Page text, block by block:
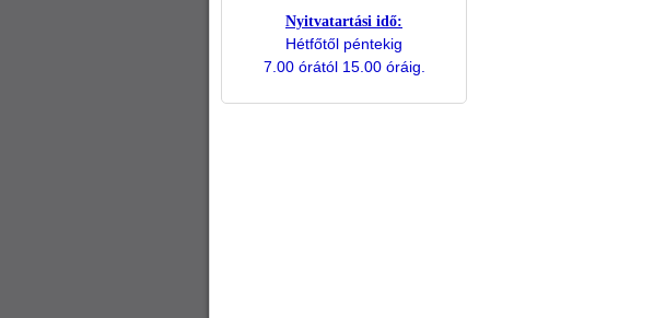
Nyitvatartási idő:
Hétfőtől péntekig
7.00 órától 15.00 óráig.